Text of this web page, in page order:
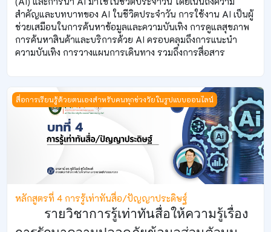
สำคัญและบทบาทของ AI ในชีวิตประจำวัน การใช้งาน AI เป็นผู้
ช่วยเสมือนในการค้นหาข้อมูลและความบันเทิง การดูแลสุขภาพ
การค้นหาสินค้าและบริการด้วย AI ครอบคลุมถึงการแนะนำ
ความบันเทิง การวางแผนการเดินทาง รวมถึงการสื่อสาร
หลักสูตรที่ 4 การรู้เท่าทันสื่อ/ปัญญาประดิษฐ์
สื่อการเรียนรู้ด้วยตนเองสำหรับคนทุกช่วงวัยในรูปแบบออนไลน์
หลักสูตรที่ 4 การรู้เท่าทันสื่อ/ปัญญาประดิษฐ์
รายวิชาการรู้เท่าทันสื่อให้ความรู้เรื่อง